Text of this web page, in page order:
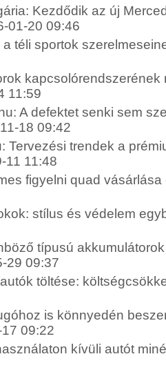
Kezdődik az új
01-20 09:46
téli sportok
kapcsolórendszerének
11:59
A defektet senki sem
18 09:42
Tervezési trendek a
11 11:48
figyelni quad
stílus és védelem
típusú
29 09:37
töltése:
is könnyedén
09:22
kívüli autót